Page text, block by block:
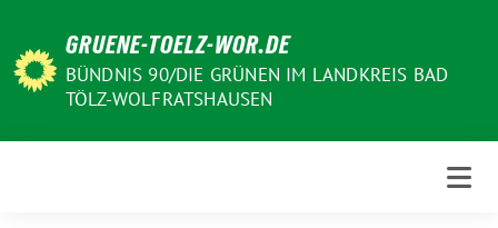
zum
Inhalt
GRUENE-TOELZ-WOR.DE
BÜNDNIS 90/DIE GRÜNEN IM LANDKREIS BAD
TÖLZ-WOLFRATSHAUSEN